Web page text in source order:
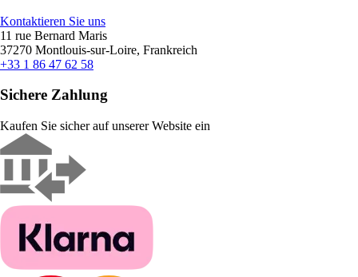
Kontaktieren Sie uns
11 rue Bernard Maris
37270 Montlouis-sur-Loire, Frankreich
+33 1 86 47 62 58
Sichere Zahlung
Kaufen Sie sicher auf unserer Website ein